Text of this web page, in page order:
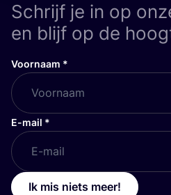
Schrijf je in op
en blijf op de
Voornaam *
E-mail *
Ik mis niets meer!